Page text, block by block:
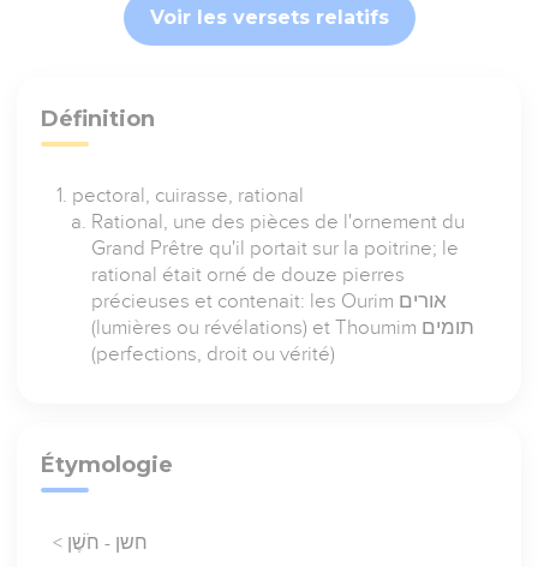
Voir les versets relatifs
Définition
pectoral, cuirasse, rational
Rational, une des pièces de l'ornement du
Grand Prêtre qu'il portait sur la poitrine; le
rational était orné de douze pierres
précieuses et contenait: les Ourim אורים
(lumières ou révélations) et Thoumim תומים
(perfections, droit ou vérité)
Étymologie
< חשן - חֹשֶׁן